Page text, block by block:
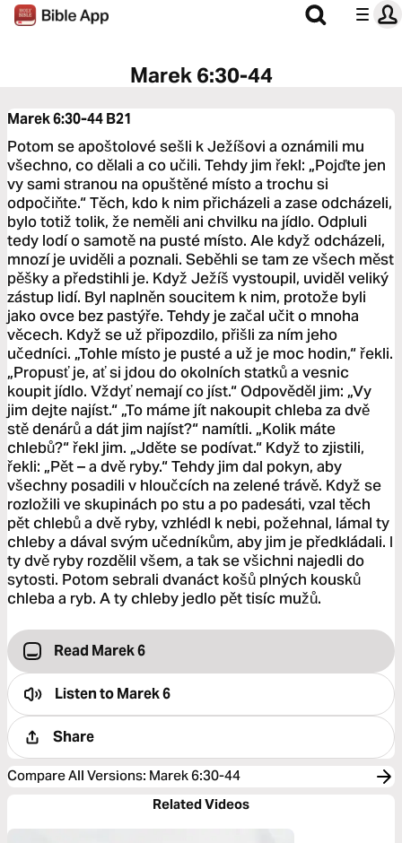
Marek 6:30-44
Marek 6:30-44B21
Potom se apoštolové sešli k Ježíšovi a oznámili mu
všechno, co dělali a co učili. Tehdy jim řekl: „Pojďte jen
vy sami stranou na opuštěné místo a trochu si
odpočiňte.“ Těch, kdo k nim přicházeli a zase odcházeli,
bylo totiž tolik, že neměli ani chvilku na jídlo. Odpluli
tedy lodí o samotě na pusté místo. Ale když odcházeli,
mnozí je uviděli a poznali. Seběhli se tam ze všech měst
pěšky a předstihli je. Když Ježíš vystoupil, uviděl veliký
zástup lidí. Byl naplněn soucitem k nim, protože byli
jako ovce bez pastýře. Tehdy je začal učit o mnoha
věcech. Když se už připozdilo, přišli za ním jeho
učedníci. „Tohle místo je pusté a už je moc hodin,“ řekli.
„Propusť je, ať si jdou do okolních statků a vesnic
koupit jídlo. Vždyť nemají co jíst.“ Odpověděl jim: „Vy
jim dejte najíst.“ „To máme jít nakoupit chleba za dvě
stě denárů a dát jim najíst?“ namítli. „Kolik máte
chlebů?“ řekl jim. „Jděte se podívat.“ Když to zjistili,
řekli: „Pět – a dvě ryby.“ Tehdy jim dal pokyn, aby
všechny posadili v hloučcích na zelené trávě. Když se
rozložili ve skupinách po stu a po padesáti, vzal těch
pět chlebů a dvě ryby, vzhlédl k nebi, požehnal, lámal ty
chleby a dával svým učedníkům, aby jim je předkládali. I
ty dvě ryby rozdělil všem, a tak se všichni najedli do
sytosti. Potom sebrali dvanáct košů plných kousků
chleba a ryb. A ty chleby jedlo pět tisíc mužů.
Read Marek 6
Listen toMarek 6
Share
Compare All Versions: Marek 6:30-44
Related Videos